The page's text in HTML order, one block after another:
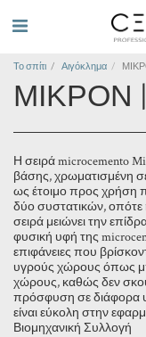
Το σπίτι Αιγόκλημα
ΜΙΚΡΟΝ |
Η σειρά microcemento
βάσης, χρωματισμένη
ως έτοιμο προς χρήση
δύο συστατικών, οπότε
σειρά μειώνει την
φυσική υφή της
επιφάνειες που
υγρούς χώρους όπως
χώρους, καθώς δεν
πρόσφυση σε διάφορα
είναι εύκολη στην
Βιομηχανική Συλλογή